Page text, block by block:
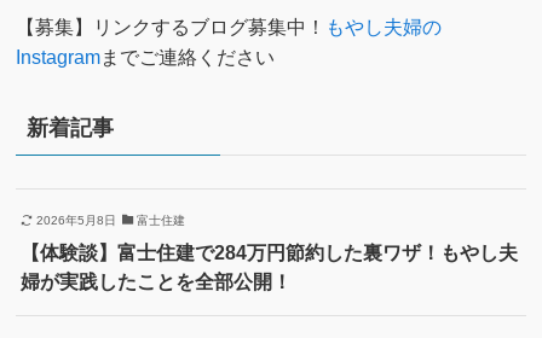
【募集】リンクするブログ募集中！ もやし夫婦の
Instagramまでご連絡ください
新着記事
2026年5月8日 富士住建
【体験談】富士住建で284万円節約した裏ワザ！もやし夫
婦が実践したことを全部公開！